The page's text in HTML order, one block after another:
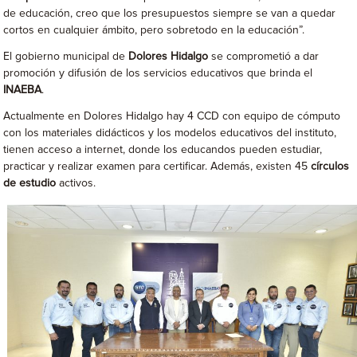
de educación, creo que los presupuestos siempre se van a quedar
cortos en cualquier ámbito, pero sobretodo en la educación”.
El gobierno municipal de Dolores Hidalgo se comprometió a dar
promoción y difusión de los servicios educativos que brinda el
INAEBA.
Actualmente en Dolores Hidalgo hay 4 CCD con equipo de cómputo
con los materiales didácticos y los modelos educativos del instituto,
tienen acceso a internet, donde los educandos pueden estudiar,
practicar y realizar examen para certificar. Además, existen 45círculos
de estudio activos.